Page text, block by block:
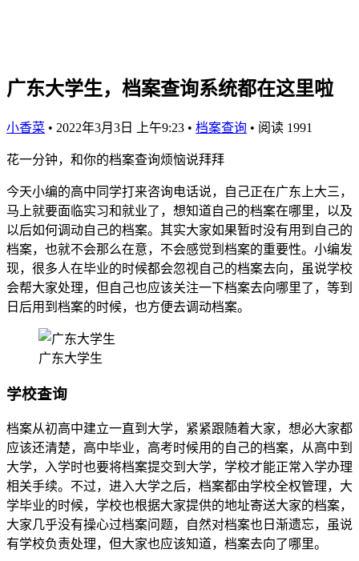
广东大学生，档案查询系统都在这里啦
小香菜 • 2022年3月3日 上午9:23 • 档案查询 • 阅读 1991
花一分钟，和你的档案查询烦恼说拜拜
今天小编的高中同学打来咨询电话说，自己正在广东上大三，
马上就要面临实习和就业了，想知道自己的档案在哪里，以及
以后如何调动自己的档案。其实大家如果暂时没有用到自己的
档案，也就不会那么在意，不会感觉到档案的重要性。小编发
现，很多人在毕业的时候都会忽视自己的档案去向，虽说学校
会帮大家处理，但自己也应该关注一下档案去向哪里了，等到
日后用到档案的时候，也方便去调动档案。
广东大学生
学校查询
档案从初高中建立一直到大学，紧紧跟随着大家，想必大家都
应该还清楚，高中毕业，高考时候用的自己的档案，从高中到
大学，入学时也要将档案提交到大学，学校才能正常入学办理
相关手续。不过，进入大学之后，档案都由学校全权管理，大
学毕业的时候，学校也根据大家提供的地址寄送大家的档案，
大家几乎没有操心过档案问题，自然对档案也日渐遗忘，虽说
有学校负责处理，但大家也应该知道，档案去向了哪里。